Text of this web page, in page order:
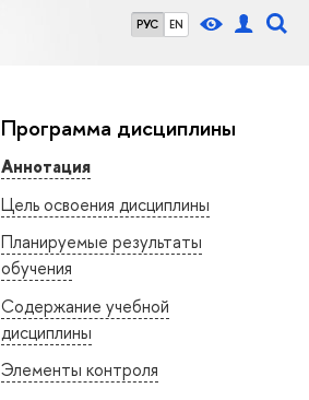
РУС EN
Программа дисциплины
Аннотация
Цель освоения дисциплины
Планируемые результаты
обучения
Содержание учебной
дисциплины
Элементы контроля